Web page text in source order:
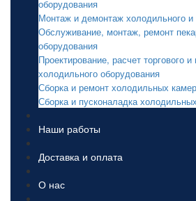
оборудования
Монтаж и демонтаж холодильного и
Обслуживание, монтаж, ремонт
оборудования
Проектирование, расчет торгового
холодильного оборудования
Сборка и ремонт холодильных камер
Сборка и пусконаладка
Наши работы
Доставка и оплата
О нас